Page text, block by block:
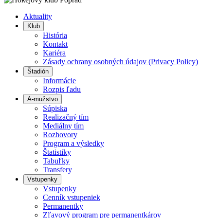
doľavadoprava
Aktuality
Klub
História
Kontakt
Kariéra
Zásady ochrany osobných údajov (Privacy Policy)
Štadión
Informácie
Rozpis ľadu
A-mužstvo
Súpiska
Realizačný tím
Mediálny tím
Rozhovory
Program a výsledky
Štatistiky
Tabuľky
Transfery
Vstupenky
Vstupenky
Cenník vstupeniek
Permanentky
Zľavový program pre permanentkárov